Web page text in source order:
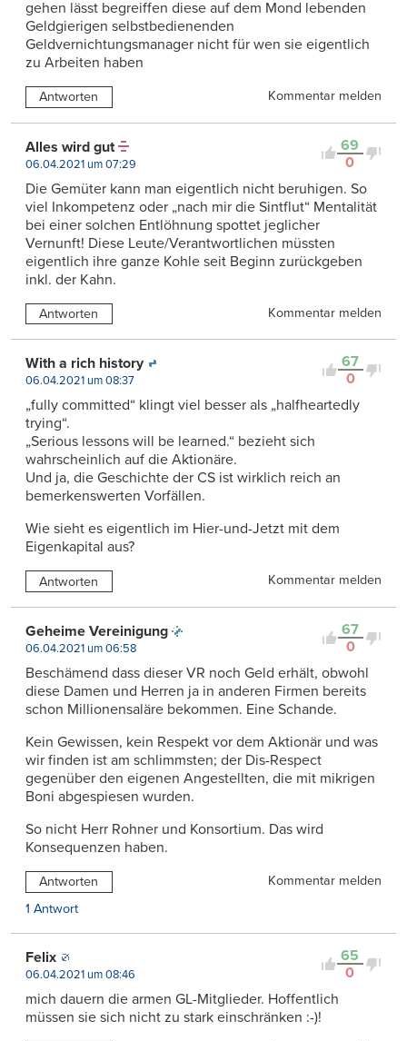
gehen lässt begreiffen diese auf dem Mond lebenden
Geldgierigen selbstbedienenden
Geldvernichtungsmanager nicht für wen sie eigentlich
zu Arbeiten haben
Antworten Kommentar melden
69
0
Alles wird gut
06.04.2021 um 07:29
Die Gemüter kann man eigentlich nicht beruhigen. So
viel Inkompetenz oder „nach mir die Sintflut“ Mentalität
bei einer solchen Entlöhnung spottet jeglicher
Vernunft! Diese Leute/Verantwortlichen müssten
eigentlich ihre ganze Kohle seit Beginn zurückgeben
inkl. der Kahn.
Antworten Kommentar melden
67
0
With a rich history
06.04.2021 um 08:37
„fully committed“ klingt viel besser als „halfheartedly
trying“.
„Serious lessons will be learned.“ bezieht sich
wahrscheinlich auf die Aktionäre.
Und ja, die Geschichte der CS ist wirklich reich an
bemerkenswerten Vorfällen.
Wie sieht es eigentlich im Hier-und-Jetzt mit dem
Eigenkapital aus?
Antworten Kommentar melden
67
0
Geheime Vereinigung
06.04.2021 um 06:58
Beschämend dass dieser VR noch Geld erhält, obwohl
diese Damen und Herren ja in anderen Firmen bereits
schon Millionensaläre bekommen. Eine Schande.
Kein Gewissen, kein Respekt vor dem Aktionär und was
wir finden ist am schlimmsten; der Dis-Respect
gegenüber den eigenen Angestellten, die mit mikrigen
Boni abgespiesen wurden.
So nicht Herr Rohner und Konsortium. Das wird
Konsequenzen haben.
Antworten
Kommentar melden
1 Antwort
65
0
Felix
06.04.2021 um 08:46
mich dauern die armen GL-Mitglieder. Hoffentlich
müssen sie sich nicht zu stark einschränken :-)!